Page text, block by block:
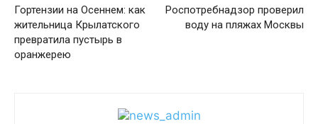
Гортензии на Осеннем: как
жительница Крылатского
превратила пустырь в
оранжерею
Роспотребнадзор проверил
воду на пляжах Москвы